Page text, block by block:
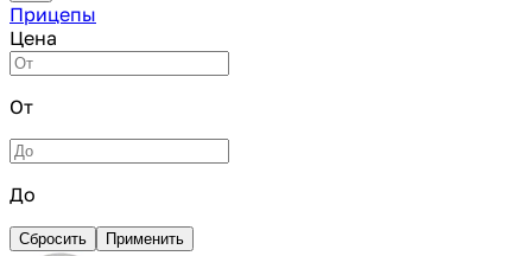
Прицепы
Цена
От
До
Сбросить Применить